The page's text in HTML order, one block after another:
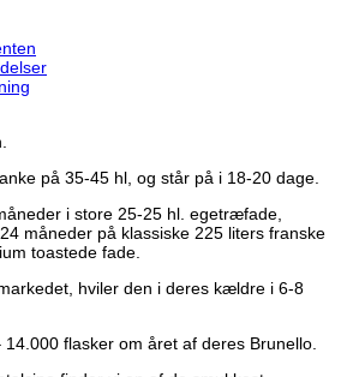
på 35-45 hl, og står på i 18-20 dage.
i store 25-25 hl. egetræfade,
måneder på klassiske 225 liters franske
toastede fade.
hviler den i deres kældre i 6-8
flasker om året af deres Brunello.